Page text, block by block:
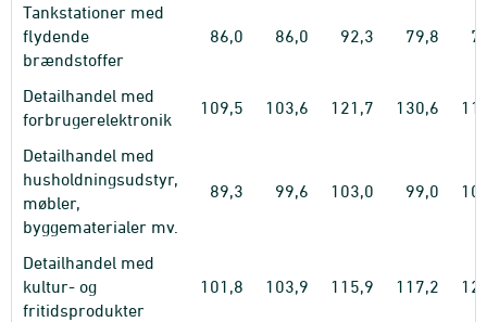
Tankstationer med
flydende
brændstoffer
86,0 86,0 92,3 79,8
Detailhandel med
forbrugerelektronik
109,5 103,6 121,7 130,6
Detailhandel med
husholdningsudstyr,
møbler,
byggematerialer mv.
89,3 99,6 103,0 99,0
Detailhandel med
kultur- og
fritidsprodukter
101,8 103,9 115,9 117,2